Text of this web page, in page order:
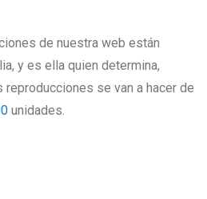
de nuestra web están
y es ella quien determina,
reproducciones se van a hacer de
unidades.